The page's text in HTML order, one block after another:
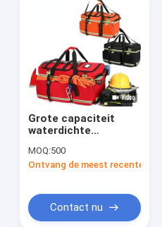
Grote capaciteit
waterdichte
medische tas
draagbare
Oxford stof
MOQ:500
Ontvang de meest recente
Contact nu